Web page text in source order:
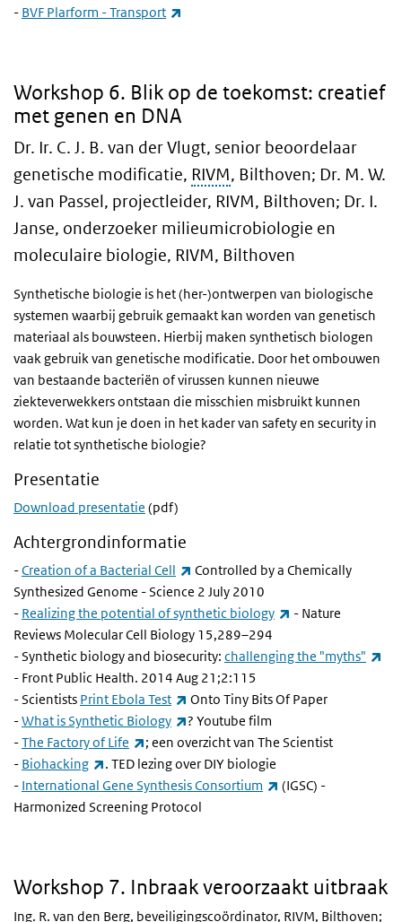
- BVF Plarform - Transport
Workshop 6. Blik op de toekomst: creatief
met genen en DNA
Dr. Ir. C. J. B. van der Vlugt, senior beoordelaar
genetische modificatie, RIVM, Bilthoven; Dr. M. W.
J. van Passel, projectleider, RIVM, Bilthoven; Dr. I.
Janse, onderzoeker milieumicrobiologie en
moleculaire biologie, RIVM, Bilthoven
Synthetische biologie is het (her-)ontwerpen van biologische
systemen waarbij gebruik gemaakt kan worden van genetisch
materiaal als bouwsteen. Hierbij maken synthetisch biologen
vaak gebruik van genetische modificatie. Door het ombouwen
van bestaande bacteriën of virussen kunnen nieuwe
ziekteverwekkers ontstaan die misschien misbruikt kunnen
worden. Wat kun je doen in het kader van safety en security in
relatie tot synthetische biologie?
Presentatie
Download presentatie (pdf)
Achtergrondinformatie
-Creation of a Bacterial Cell (externe link)
Controlled by a Chemically
Synthesized Genome - Science 2 July 2010
- Realizing the potential of synthetic biology (externe link)
- Nature
Reviews Molecular Cell Biology 15,289–294
- Synthetic biology and biosecurity: challenging the "myths"
- Front Public Health. 2014 Aug 21;2:115
- Scientists Print Ebola Test (externe link)
Onto Tiny Bits Of Paper
-What is Synthetic Biology (externe link)
? Youtube film
-The Factory of Life (externe link)
; een overzicht van The Scientist
- Biohacking (externe link)
. TED lezing over DIY biologie
- International Gene Synthesis Consortium (externe link)
(IGSC) -
Harmonized Screening Protocol
Workshop 7. Inbraak veroorzaakt uitbraak
Ing. R. van den Berg, beveiligingscoördinator, RIVM, Bilthoven;